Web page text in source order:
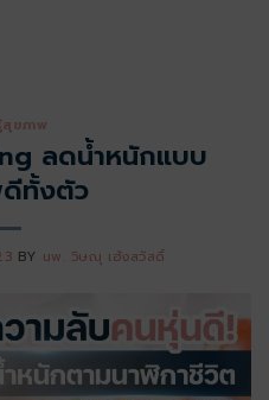
ขภาพ
ลดน้ำหนักแบบ
ทั้งตัว
BY นพ. วิษณุ เฮ้งสวัสดิ์